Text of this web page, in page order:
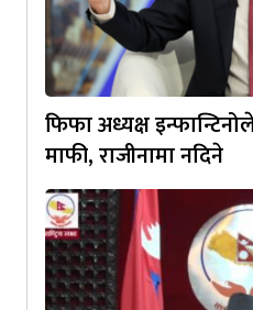
फिफा अध्यक्ष
माफी, राजीनामा नदिने